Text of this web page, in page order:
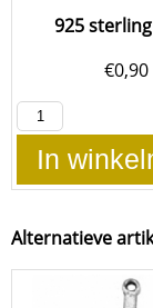
925
€0,90
In
Alternatieve